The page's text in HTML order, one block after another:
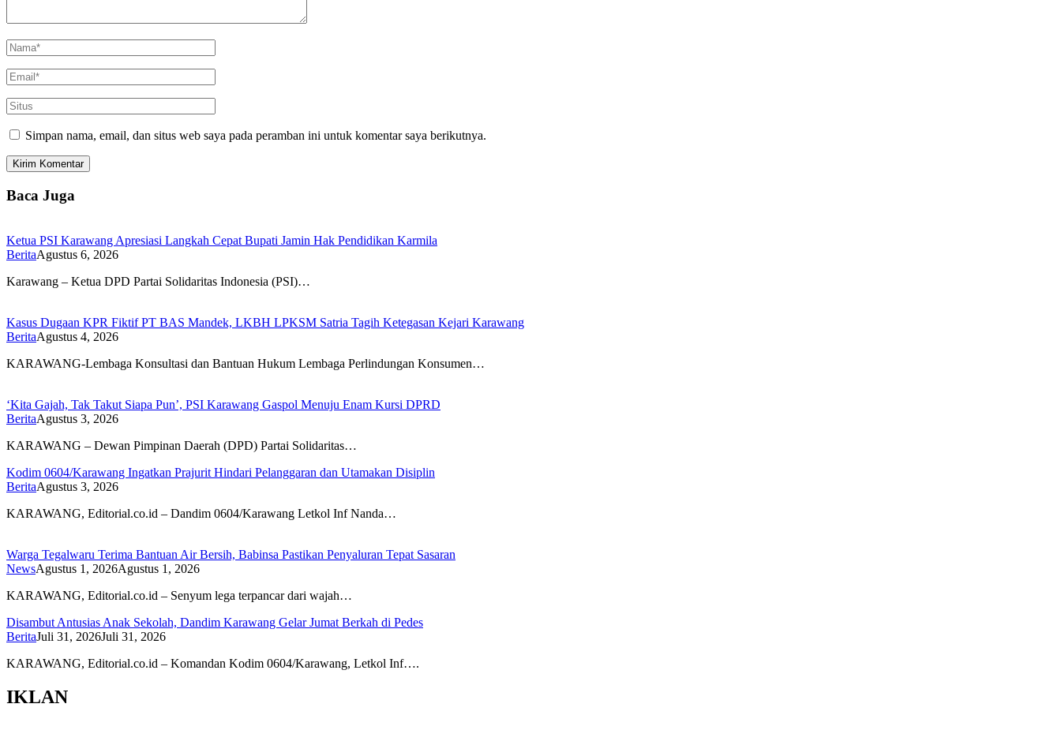
Simpan nama, email, dan situs web saya pada peramban ini untuk komentar saya berikutnya.
Baca Juga
Ketua PSI Karawang Apresiasi Langkah Cepat Bupati Jamin Hak Pendidikan Karmila
BeritaAgustus 6, 2026
Karawang – Ketua DPD Partai Solidaritas Indonesia (PSI)…
Kasus Dugaan KPR Fiktif PT BAS Mandek, LKBH LPKSM Satria Tagih Ketegasan Kejari Karawang
BeritaAgustus 4, 2026
KARAWANG-Lembaga Konsultasi dan Bantuan Hukum Lembaga Perlindungan Konsumen…
‘Kita Gajah, Tak Takut Siapa Pun’, PSI Karawang Gaspol Menuju Enam Kursi DPRD
BeritaAgustus 3, 2026
KARAWANG – Dewan Pimpinan Daerah (DPD) Partai Solidaritas…
Kodim 0604/Karawang Ingatkan Prajurit Hindari Pelanggaran dan Utamakan Disiplin
BeritaAgustus 3, 2026
KARAWANG, Editorial.co.id – Dandim 0604/Karawang Letkol Inf Nanda…
Warga Tegalwaru Terima Bantuan Air Bersih, Babinsa Pastikan Penyaluran Tepat Sasaran
NewsAgustus 1, 2026Agustus 1, 2026
KARAWANG, Editorial.co.id – Senyum lega terpancar dari wajah…
Disambut Antusias Anak Sekolah, Dandim Karawang Gelar Jumat Berkah di Pedes
BeritaJuli 31, 2026Juli 31, 2026
KARAWANG, Editorial.co.id – Komandan Kodim 0604/Karawang, Letkol Inf….
IKLAN